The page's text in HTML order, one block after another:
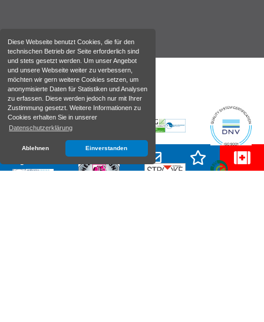
Diese Webseite benutzt Cookies, die für den
technischen Betrieb der Seite erforderlich sind
und stets gesetzt werden. Um unser Angebot
und unsere Webseite weiter zu verbessern,
möchten wir gern weitere Cookies setzen, um
anonymisierte Daten für Statistiken und Analysen
zu erfassen. Diese werden jedoch nur mit Ihrer
Zustimmung gesetzt. Weitere Informationen zu
Cookies erhalten Sie in unserer
Datenschutzerklärung
Ablehnen Einverstanden